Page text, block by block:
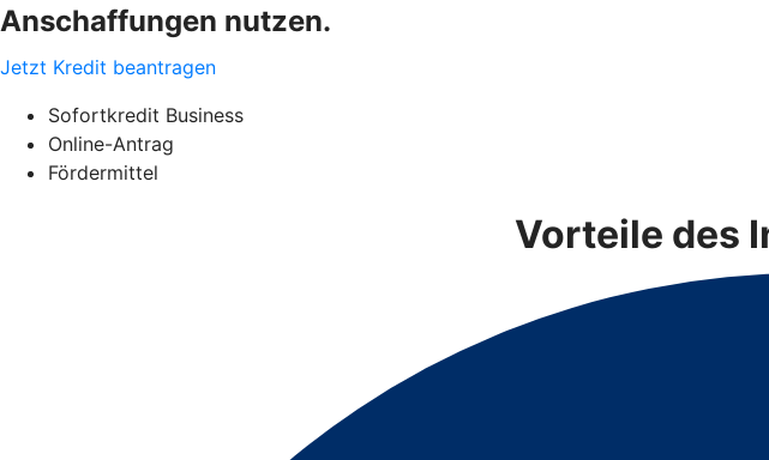
Anschaffungen nutzen.
Jetzt Kredit beantragen
Sofortkredit Business
Online-Antrag
Fördermittel
Vorteile des